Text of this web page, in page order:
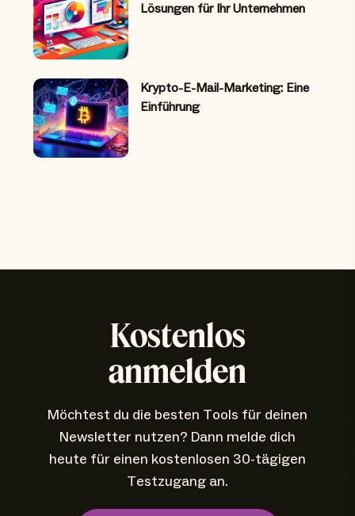
Lösungen für Ihr Unternehmen
Krypto-E-Mail-Marketing: Eine
Einführung
Kostenlos
anmelden
Möchtest du die besten Tools für deinen
Newsletter nutzen? Dann melde dich
heute für einen kostenlosen 30-tägigen
Testzugang an.